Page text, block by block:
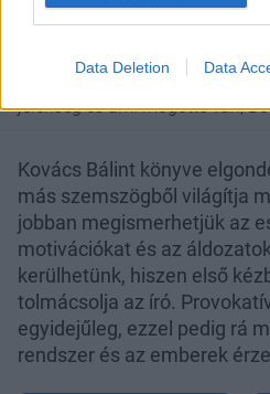
Data Deletion Data
Kovács Bálint: Puszild meg -
jelenség és ami mögötte van,
Kovács Bálint könyve
más szemszögből világítja
jobban megismerhetjük az
motivációkat és az
kerülhetünk, hiszen első
tolmácsolja az író.
egyidejűleg, ezzel pedig rá
rendszer és az emberek